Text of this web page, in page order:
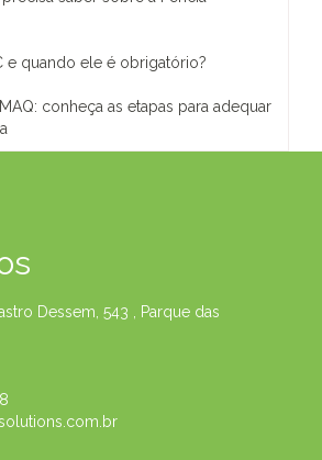
e quando ele é obrigatório?
conheça as etapas para adequar
Dessem, 543 , Parque das